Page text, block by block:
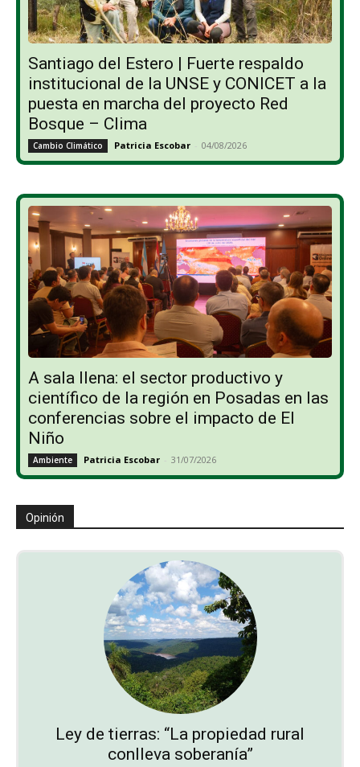
Santiago del Estero | Fuerte respaldo
institucional de la UNSE y CONICET a la
puesta en marcha del proyecto Red
Bosque – Clima
Cambio Climático Patricia Escobar - 04/08/2026
A sala llena: el sector productivo y
científico de la región en Posadas en las
conferencias sobre el impacto de El
Niño
Ambiente Patricia Escobar - 31/07/2026
Opinión
Ley de tierras: “La propiedad rural
conlleva soberanía”